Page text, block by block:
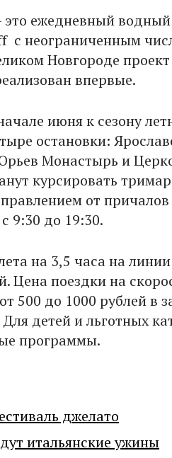
это ежедневный
с неограниченным
Новгороде
впервые.
июня к сезону
остановки:
Монастырь и
курсировать
от
9:30 до 19:30.
на 3,5 часа на
Цена поездки на
500 до 1000 рублей в
Для детей и льготных
программы.
джелато
итальянские ужины